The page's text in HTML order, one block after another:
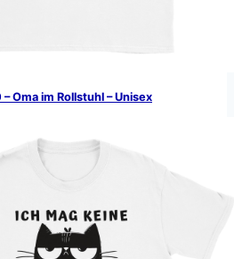
Oma im Rollstuhl – Unisex